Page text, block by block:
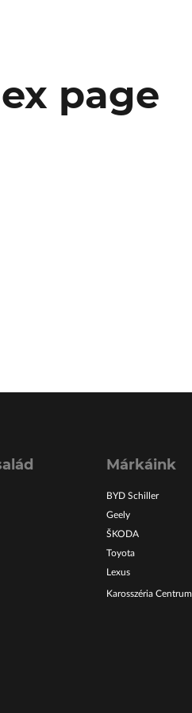
page
Márkáink
BYD Schiller
Geely
ŠKODA
Toyota
Lexus
Karosszéria Centrum